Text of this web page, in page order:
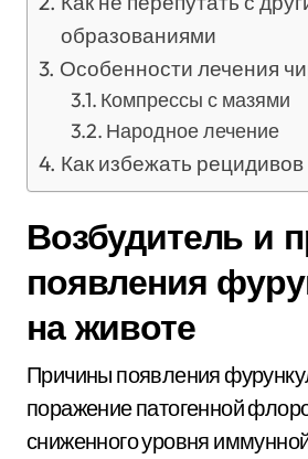
образованиями
Особенности лечения
Компрессы с мазями
Народное лечение
Как избежать
Возбудитель и
появления
на животе
Причины появления
поражение патогенной
сниженного уровня